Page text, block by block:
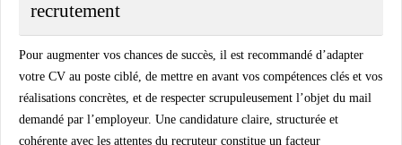
recrutement
Pour augmenter vos chances de succès, il est recommandé d’adapter
votre CV au poste ciblé, de mettre en avant vos compétences clés et vos
réalisations concrètes, et de respecter scrupuleusement l’objet du mail
demandé par l’employeur. Une candidature claire, structurée et
cohérente avec les attentes du recruteur constitue un facteur